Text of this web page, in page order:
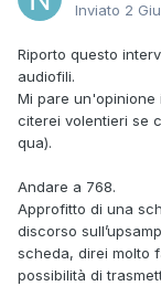
Inviato 2
Riporto questo
audiofili.
Mi pare
citerei volentieri se
qua).
Andare a 768.
Approfitto di una
discorso
scheda, direi molto
possibilità di